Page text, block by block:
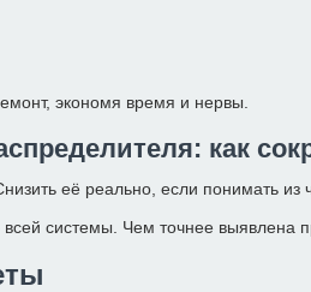
экономя время и нервы.
как
её реально, если понимать из
системы. Чем точнее выявлена